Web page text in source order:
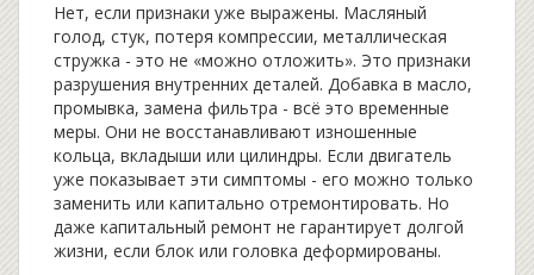
Нет, если признаки уже выражены. Масляный
голод, стук, потеря компрессии, металлическая
стружка - это не «можно отложить». Это признаки
разрушения внутренних деталей. Добавка в масло,
промывка, замена фильтра - всё это временные
меры. Они не восстанавливают изношенные
кольца, вкладыши или цилиндры. Если двигатель
уже показывает эти симптомы - его можно только
заменить или капитально отремонтировать. Но
даже капитальный ремонт не гарантирует долгой
жизни, если блок или головка деформированы.